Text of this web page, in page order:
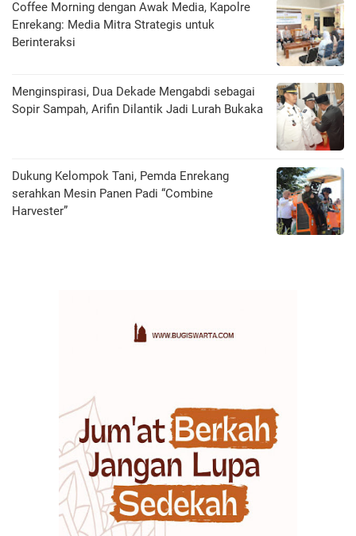
Coffee Morning dengan Awak Media, Kapolre
Enrekang: Media Mitra Strategis untuk
Berinteraksi
Menginspirasi, Dua Dekade Mengabdi sebagai
Sopir Sampah, Arifin Dilantik Jadi Lurah Bukaka
Dukung Kelompok Tani, Pemda Enrekang
serahkan Mesin Panen Padi “Combine
Harvester”